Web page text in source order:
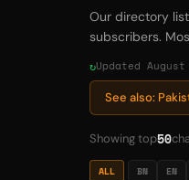
Our directory
subscribers.
Updated August
See also:
Showing top50
ALL BN EN